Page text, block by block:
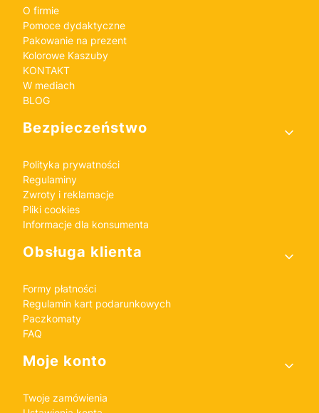
O firmie
Pomoce dydaktyczne
Pakowanie na prezent
Kolorowe Kaszuby
KONTAKT
W mediach
BLOG
Bezpieczeństwo
Polityka prywatności
Regulaminy
Zwroty i reklamacje
Pliki cookies
Informacje dla konsumenta
Obsługa klienta
Formy płatności
Regulamin kart podarunkowych
Paczkomaty
FAQ
Moje konto
Twoje zamówienia